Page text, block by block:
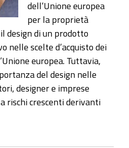
dell’Unione europea
per la proprietà
design di un prodotto
nelle scelte d’acquisto dei
europea. Tuttavia,
del design nelle
designer e imprese
rischi crescenti derivanti